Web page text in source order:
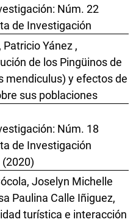
Núm. 22
de Investigación
Yánez ,
de los Pingüinos de
mendiculus) y efectos de
sus poblaciones
Núm. 18
de Investigación
Joselyn Michelle
Paulina Calle Iñiguez,
turística e interacción